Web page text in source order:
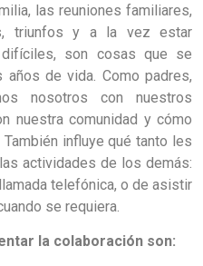
las reuniones familiares,
triunfos y a la vez estar
son cosas que se
de vida. Como padres,
nosotros con nuestros
nuestra comunidad y cómo
influye qué tanto les
actividades de los demás:
telefónica, o de asistir
se requiera.
la colaboración son: